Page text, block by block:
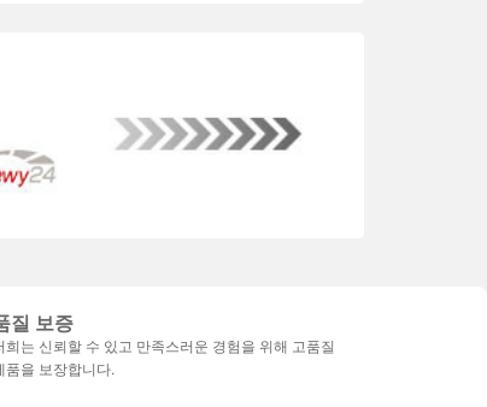
질 보증
희는 신뢰할 수 있고 만족스러운 경험을 위해 고품질
품을 보장합니다.